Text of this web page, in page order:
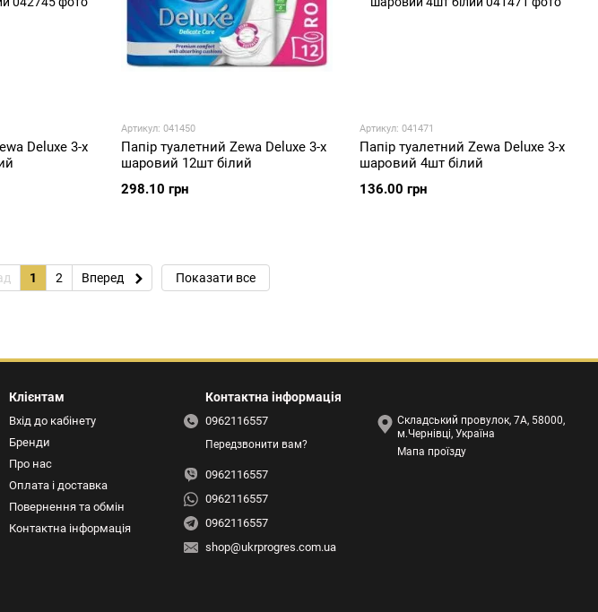
Deluxe 3-х
Артикул: 041450
Папір туалетний Zewa Deluxe 3-х
шаровий 12шт білий
298.10 грн
Артикул: 041471
Папір туалетний Zewa Deluxe 3-х
шаровий 4шт білий
136.00 грн
1 2 Вперед Показати все
Клієнтам
Вхід до кабінету
Бренди
Про нас
Оплата і доставка
Повернення та обмін
Контактна інформація
Контактна інформація
0962116557
Передзвонити вам?
0962116557
0962116557
0962116557
shop@ukrprogres.com.ua
Складський провулок, 7А, 58000,
м.Чернівці, Україна
Мапа проїзду